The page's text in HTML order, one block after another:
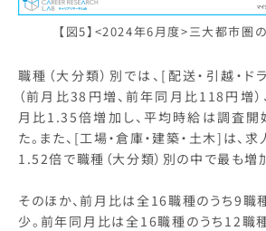
【図5】<2024年6月度>三大都市圏
職種（大分類）別では、[配送・引越・
（前月比38円増、前年同月比118円増
月比1.35倍増加し、平均時給は調査開
た。また、[工場・倉庫・建築・土木]は、
1.52倍で職種（大分類）別の中で最も増
そのほか、前月比は全16職種のうち9職
少。前年同月比は全16職種のうち12職